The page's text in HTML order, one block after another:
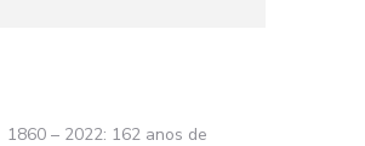
– 2022: 162 anos de